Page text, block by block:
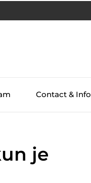
Contact & Info
je